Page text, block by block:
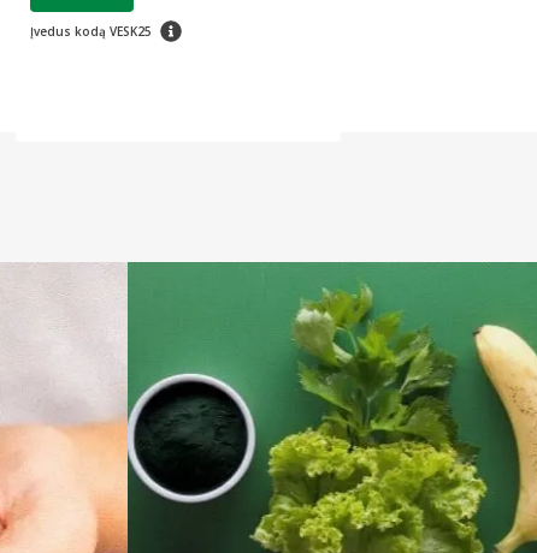
Įvedus kodą VESK25 patarimas